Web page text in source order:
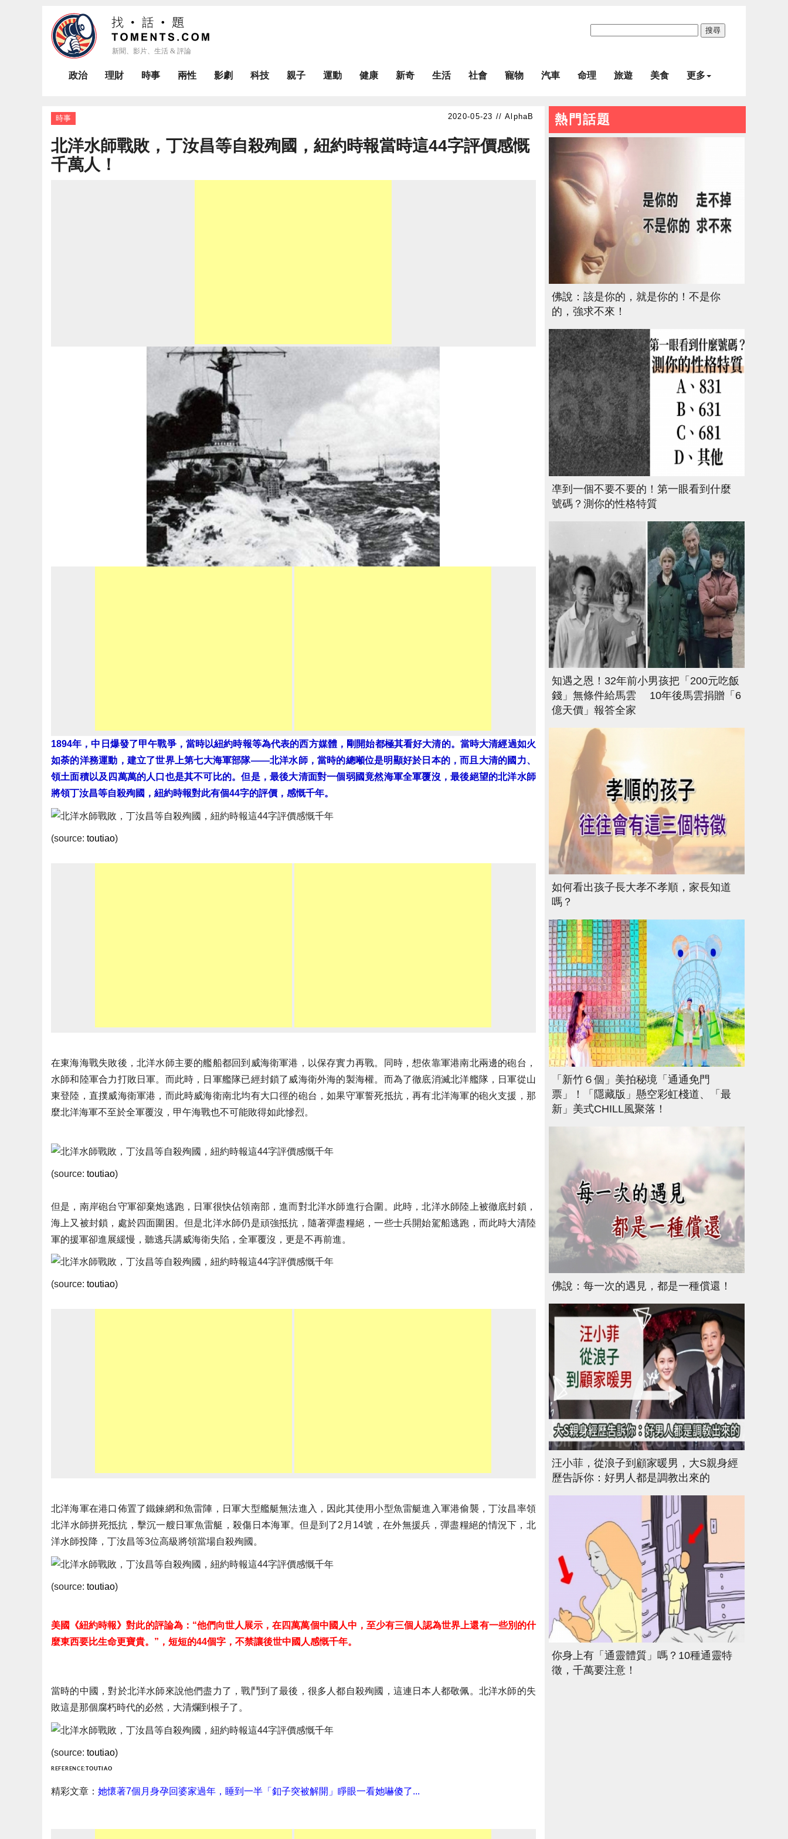
搜尋
政治 理財 時事 兩性 影劇 科技 親子 運動 健康 新奇 生活 社會 寵物 汽車 命理 旅遊 美食 更多
時事 AlphaB
北洋水師戰敗，丁汝昌等自殺殉國，紐約時報當時這44字評價感慨
千萬人！
1894年，中日爆發了甲午戰爭，當時以紐約時報等為代表的西方媒體，剛開始都極其看好大清的。當時大清經過如火
如荼的洋務運動，建立了世界上第七大海軍部隊——北洋水師，當時的總噸位是明顯好於日本的，而且大清的國力、
領土面積以及四萬萬的人口也是其不可比的。但是，最後大清面對一個弱國竟然海軍全軍覆沒，最後絕望的北洋水師
將領丁汝昌等自殺殉國，紐約時報對此有個44字的評價，感慨千年。
(source: toutiao)
在東海海戰失敗後，北洋水師主要的艦船都回到威海衛軍港，以保存實力再戰。同時，想依靠軍港南北兩邊的砲台，
水師和陸軍合力打敗日軍。而此時，日軍艦隊已經封鎖了威海衛外海的製海權。而為了徹底消滅北洋艦隊，日軍從山
東登陸，直撲威海衛軍港，而此時威海衛南北均有大口徑的砲台，如果守軍誓死抵抗，再有北洋海軍的砲火支援，那
麼北洋海軍不至於全軍覆沒，甲午海戰也不可能敗得如此慘烈。
(source: toutiao)
但是，南岸砲台守軍卻棄炮逃跑，日軍很快佔領南部，進而對北洋水師進行合圍。此時，北洋水師陸上被徹底封鎖，
海上又被封鎖，處於四面圍困。但是北洋水師仍是頑強抵抗，隨著彈盡糧絕，一些士兵開始駕船逃跑，而此時大清陸
軍的援軍卻進展緩慢，聽逃兵講威海衛失陷，全軍覆沒，更是不再前進。
(source: toutiao)
北洋海軍在港口佈置了鐵鍊網和魚雷陣，日軍大型艦艇無法進入，因此其使用小型魚雷艇進入軍港偷襲，丁汝昌率領
北洋水師拼死抵抗，擊沉一艘日軍魚雷艇，殺傷日本海軍。但是到了2月14號，在外無援兵，彈盡糧絕的情況下，北
洋水師投降，丁汝昌等3位高級將領當場自殺殉國。
(source: toutiao)
美國《紐約時報》對此的評論為：“他們向世人展示，在四萬萬個中國人中，至少有三個人認為世界上還有一些別的什
麼東西要比生命更寶貴。”，短短的44個字，不禁讓後世中國人感慨千年。
當時的中國，對於北洋水師來說他們盡力了，戰鬥到了最後，很多人都自殺殉國，這連日本人都敬佩。北洋水師的失
敗這是那個腐朽時代的必然，大清爛到根子了。
(source: toutiao)
REFERENCE: TOUTIAO
精彩文章： 她懷著7個月身孕回婆家過年，睡到一半「釦子突被解開」睜眼一看她嚇傻了...
熱門話題
佛說：該是你的，就是你的！不是你
的，強求不來！
凖到一個不要不要的！第一眼看到什麼
號碼？測你的性格特質
知遇之恩！32年前小男孩把「200元吃飯
錢」無條件給馬雲 10年後馬雲捐贈「6
億天價」報答全家
如何看出孩子長大孝不孝順，家長知道
嗎？
「新竹６個」美拍秘境「通通免門
票」！「隱藏版」懸空彩虹棧道、「最
新」美式CHILL風聚落！
佛說：每一次的遇見，都是一種償還！
汪小菲，從浪子到顧家暖男，大S親身經
歷告訴你：好男人都是調教出來的
你身上有「通靈體質」嗎？10種通靈特
徵，千萬要注意！